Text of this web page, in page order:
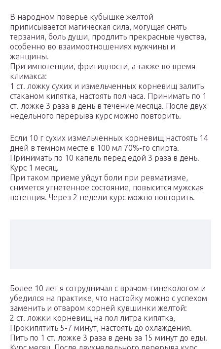
В народном поверье кубышке желтой
приписывается магическая сила, могущая снять
терзания, боль души, продлить прекрасные чувства,
особенно во взаимоотношениях мужчины и
женщины.
При импотенции, фригидности, а также во время
климакса:
1 ст. ложку сухих и измельченных корневищ залить
стаканом кипятка, настоять пол часа. Принимать по 1
ст. ложке 3 раза в день в течение месяца. После двух
недельного перерыва курс можно повторить.
Если 10 г сухих измельченных корневищ настоять 14
дней в темном месте в 100 мл 70%-го спирта.
Принимать по 10 капель перед едой 3 раза в день.
Курс 1 месяц.
При таком приеме уйдут боли при ревматизме,
снимется угнетенное состояние, повысится мужская
потенция. Через 2 недели курс можно повторить.
Более 10 лет я сотрудничал с врачом-гинекологом и
убедился на практике, что настойку можно с успехом
заменить и отваром корней кувшинки желтой:
2 ст. ложки корневищ на пол литра кипятка,
Прокипятить 5-7 минут, настоять до охлаждения.
Пить по 1 ст. ложке 3 раза в день за 15 минут до еды.